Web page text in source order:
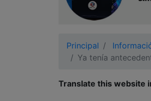
Principal
Ya tenía
Translate this website